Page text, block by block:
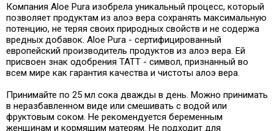
Компания Aloe Pura изобрела уникальный процесс, который
позволяет продуктам из алоэ вера сохранять максимальную
потенцию, не теряя своих природных свойств и не содержа
вредных добавок. Aloe Pura - сертифицированный
европейский производитель продуктов из алоэ вера. Ей
присвоен знак одобрения TATT - символ, признанный во
всем мире как гарантия качества и чистоты алоэ вера.
Принимайте по 25 мл сока дважды в день. Можно принимать
в неразбавленном виде или смешивать с водой или
фруктовым соком. Не рекомендуется беременным
женщинам и кормящим матерям. Не подходит для